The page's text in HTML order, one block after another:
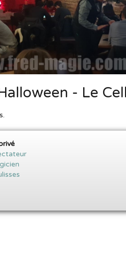
- Le